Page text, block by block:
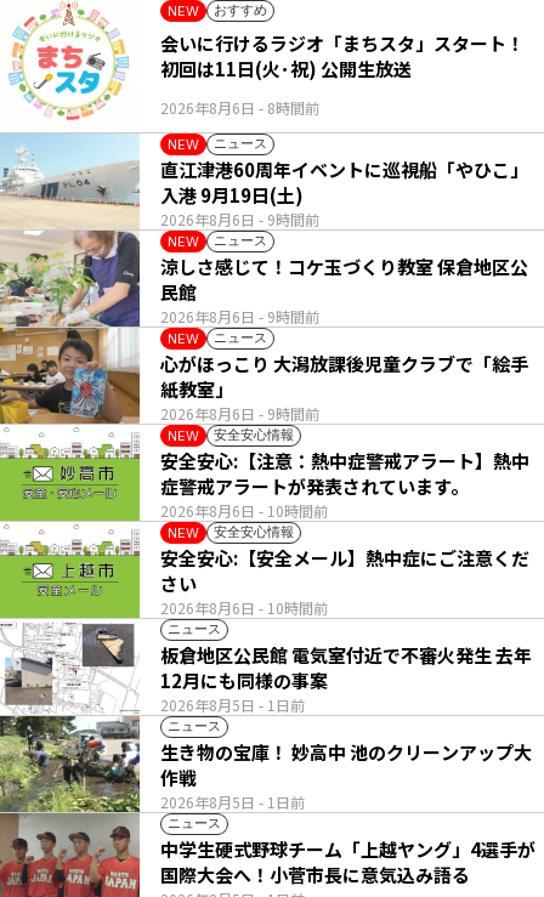
NEW おすすめ
2026年8月6日 - 8時間前
会いに行けるラジオ「まちスタ」スタート！
初回は11日(火･祝) 公開生放送
NEW ニュース
2026年8月6日 - 9時間前
直江津港60周年イベントに巡視船「やひこ」
入港 9月19日(土)
NEW ニュース
2026年8月6日 - 9時間前
涼しさ感じて！コケ玉づくり教室 保倉地区公
民館
NEW ニュース
2026年8月6日 - 9時間前
心がほっこり 大潟放課後児童クラブで「絵手
紙教室」
NEW 安全安心情報
2026年8月6日 - 10時間前
安全安心:【注意：熱中症警戒アラート】熱中
症警戒アラートが発表されています。
NEW 安全安心情報
2026年8月6日 - 10時間前
安全安心:【安全メール】熱中症にご注意くだ
さい
ニュース
2026年8月5日 - 1日前
板倉地区公民館 電気室付近で不審火発生 去年
12月にも同様の事案
ニュース
2026年8月5日 - 1日前
生き物の宝庫！ 妙高中 池のクリーンアップ大
作戦
ニュース
中学生硬式野球チーム「上越ヤング」4選手が
国際大会へ！小菅市長に意気込み語る